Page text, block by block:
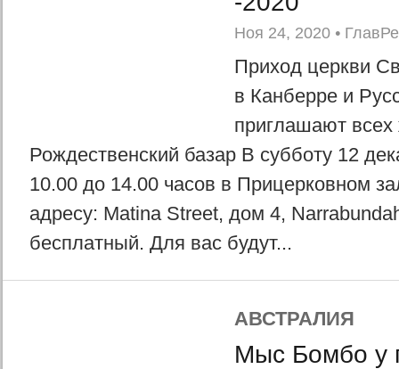
Ноя 24, 2020 •
Приход церкви
в Канберре и
приглашают
Рождественский базар В субботу 12
10.00 до 14.00 часов в Прицерковном
адресу: Matina Street, дом 4,
бесплатный. Для вас будут...
АВСТРАЛИЯ
Мыс Бомбо у